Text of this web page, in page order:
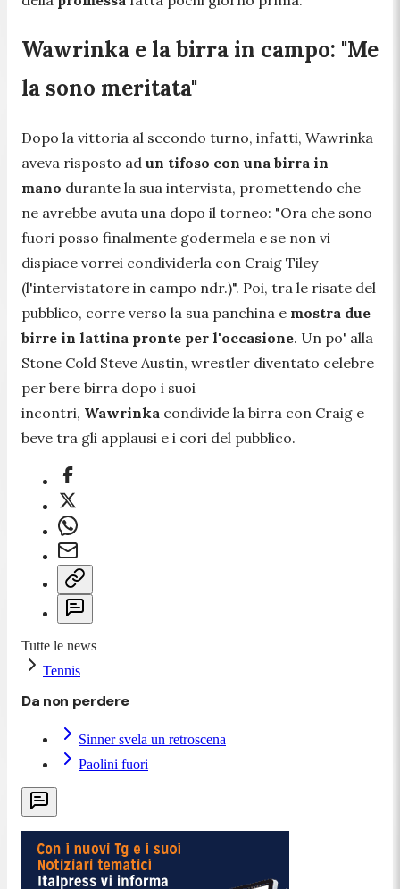
Wawrinka e la birra in campo: "Me
la sono meritata"
Dopo la vittoria al secondo turno, infatti, Wawrinka
aveva risposto ad un tifoso con una birra in
mano durante la sua intervista, promettendo che
ne avrebbe avuta una dopo il torneo: "Ora che sono
fuori posso finalmente godermela e se non vi
dispiace vorrei condividerla con Craig Tiley
(l'intervistatore in campo ndr.)". Poi, tra le risate del
pubblico, corre verso la sua panchina e mostra due
birre in lattina pronte per l'occasione. Un po' alla
Stone Cold Steve Austin, wrestler diventato celebre
per bere birra dopo i suoi
incontri, Wawrinka condivide la birra con Craig e
beve tra gli applausi e i cori del pubblico.
Tutte le news
Tennis
Da non perdere
Sinner svela un retroscena
Paolini fuori